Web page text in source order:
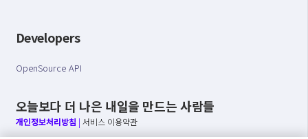
Developers
OpenSource API
오늘보다 더 나은 내일을 만드는 사람들
개인정보처리방침 | 서비스 이용약관